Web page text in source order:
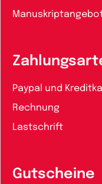
Paypal und
Rechnung
Lastschrift
Gutscheine